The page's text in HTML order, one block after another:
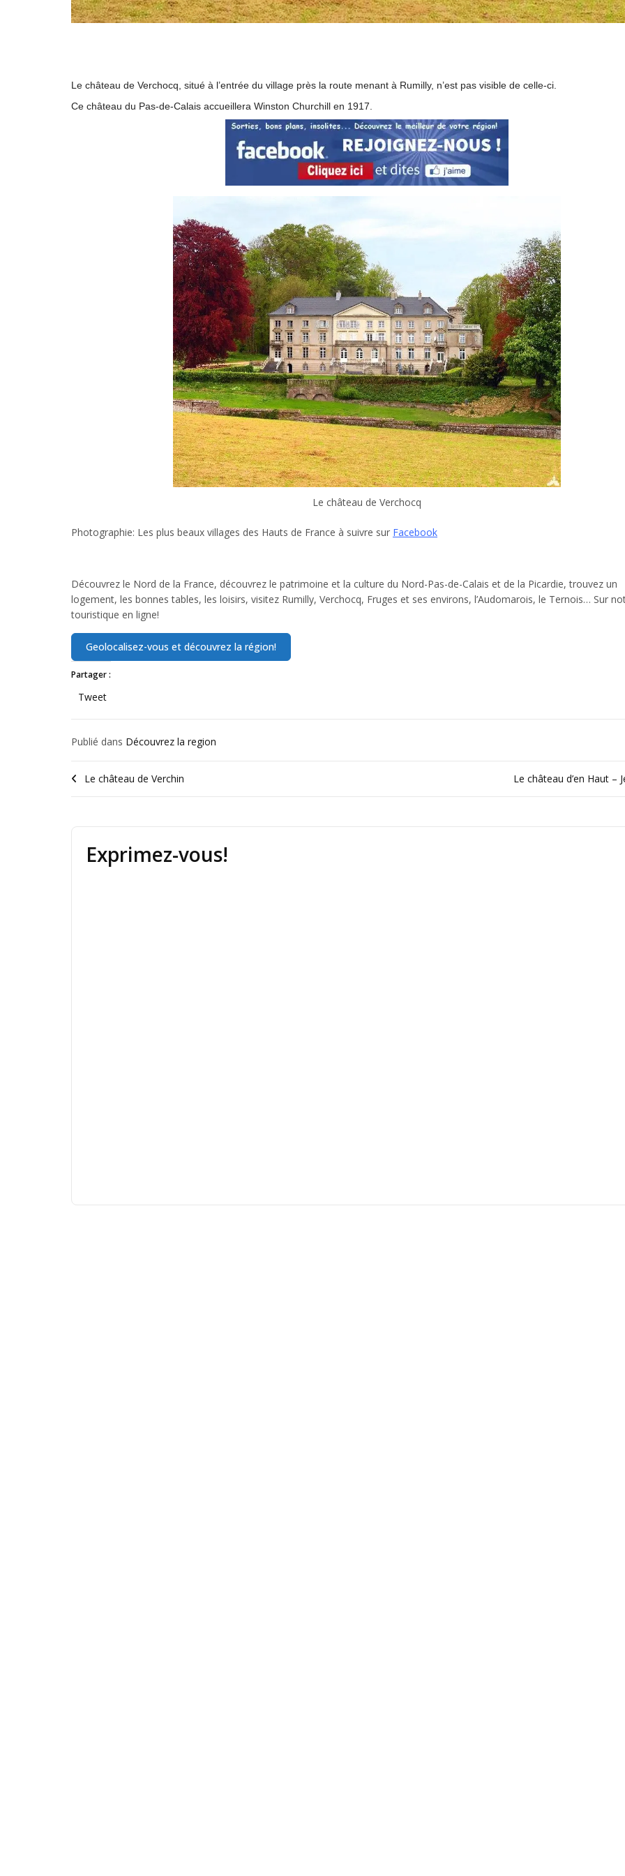
Le château de Verchocq, situé à l’entrée du village près la route menant à Rumilly, n’est pas visible de celle-ci.
Ce château du Pas-de-Calais accueillera Winston Churchill en 1917.
Le château de Verchocq
Photographie: Les plus beaux villages des Hauts de France à suivre sur Facebook
Découvrez le Nord de la France, découvrez le patrimoine et la culture du Nord-Pas-de-Calais et de la Picardie, trouvez un
logement, les bonnes tables, les loisirs, visitez Rumilly, Verchocq, Fruges et ses environs, l’Audomarois, le Ternois… Sur
touristique en ligne!
Partager :
Tweet
Publié dans Découvrez la region
Le château de Verchin Le château d’en Haut –
Exprimez-vous!